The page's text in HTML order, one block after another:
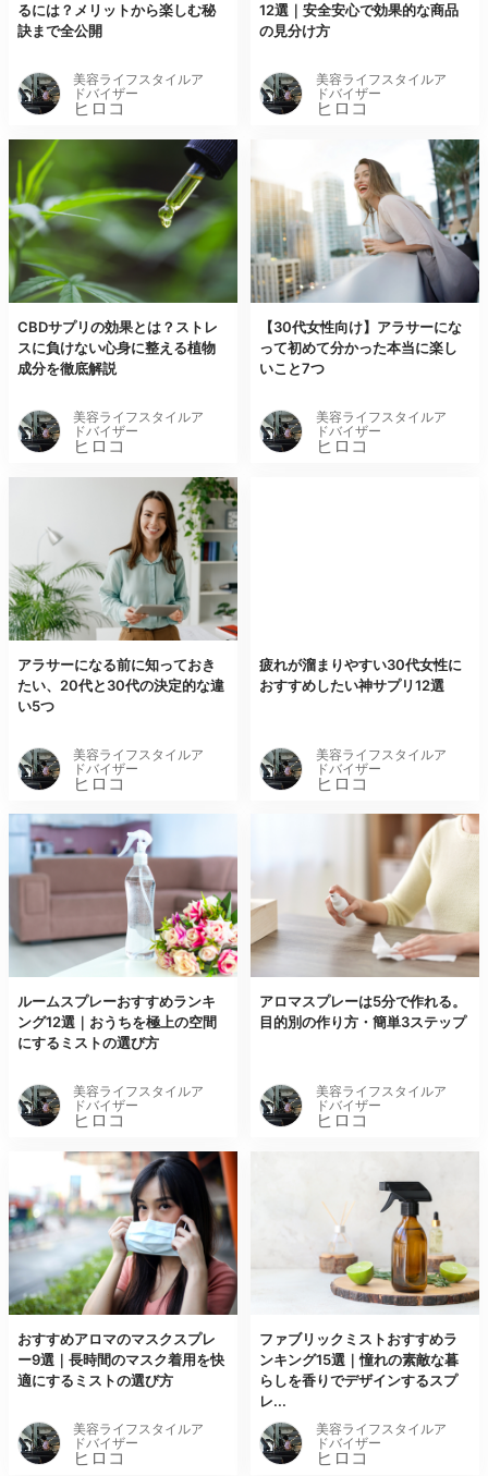
るには？メリットから楽しむ秘
訣まで全公開
美容ライフスタイルア
ドバイザー
ヒロコ
12選｜安全安心で効果的な商品
の見分け方
美容ライフスタイルア
ドバイザー
ヒロコ
CBDサプリの効果とは？ストレ
スに負けない心身に整える植物
成分を徹底解説
美容ライフスタイルア
ドバイザー
ヒロコ
【30代女性向け】アラサーにな
って初めて分かった本当に楽し
いこと7つ
美容ライフスタイルア
ドバイザー
ヒロコ
アラサーになる前に知っておき
たい、20代と30代の決定的な違
い5つ
美容ライフスタイルア
ドバイザー
ヒロコ
疲れが溜まりやすい30代女性に
おすすめしたい神サプリ12選
美容ライフスタイルア
ドバイザー
ヒロコ
ルームスプレーおすすめランキ
ング12選｜おうちを極上の空間
にするミストの選び方
美容ライフスタイルア
ドバイザー
ヒロコ
アロマスプレーは5分で作れる。
目的別の作り方・簡単3ステップ
美容ライフスタイルア
ドバイザー
ヒロコ
おすすめアロマのマスクスプレ
ー9選｜長時間のマスク着用を快
適にするミストの選び方
美容ライフスタイルア
ドバイザー
ヒロコ
ファブリックミストおすすめラ
ンキング15選｜憧れの素敵な暮
らしを香りでデザインするスプ
レ...
美容ライフスタイルア
ドバイザー
ヒロコ